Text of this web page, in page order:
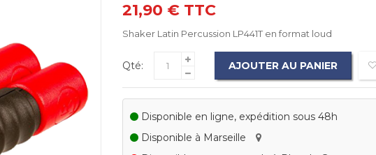
21,90 € TTC
Shaker Latin Percussion LP441T en format loud
Qté: AJOUTER AU PANIER
Disponible en ligne, expédition sous 48h
Disponible à Marseille